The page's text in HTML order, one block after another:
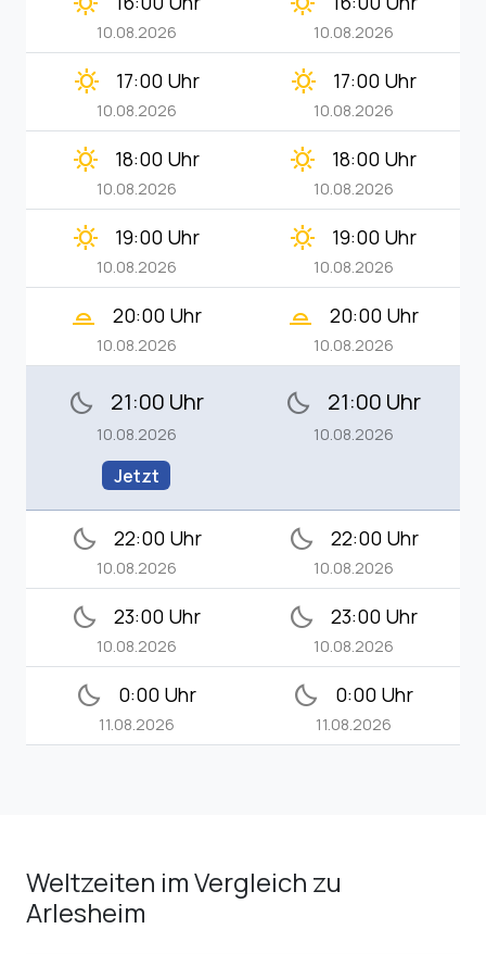
10.08.2026 10.08.2026
clear_day 17:00 Uhr
10.08.2026
clear_day 17:00 Uhr
10.08.2026
clear_day 18:00 Uhr
10.08.2026
clear_day 18:00 Uhr
10.08.2026
clear_day 19:00 Uhr
10.08.2026
clear_day 19:00 Uhr
10.08.2026
wb_twilight_2 20:00 Uhr
10.08.2026
wb_twilight_2 20:00 Uhr
10.08.2026
bedtime 21:00 Uhr
10.08.2026
Jetzt
bedtime 21:00 Uhr
10.08.2026
bedtime 22:00 Uhr
10.08.2026
bedtime 22:00 Uhr
10.08.2026
bedtime 23:00 Uhr
10.08.2026
bedtime 23:00 Uhr
10.08.2026
bedtime 0:00 Uhr
11.08.2026
bedtime 0:00 Uhr
11.08.2026
Weltzeiten im Vergleich zu
Arlesheim